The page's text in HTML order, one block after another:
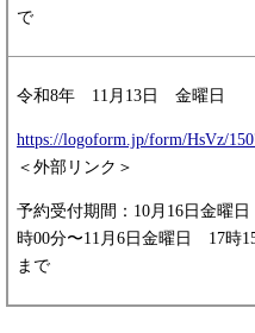
で
令和8年 11月13日 金曜日
https://logoform.jp/form/HsVz/
＜外部リンク＞
予約受付期間：10月16日金曜
時00分〜11月6日金曜日 17時
まで